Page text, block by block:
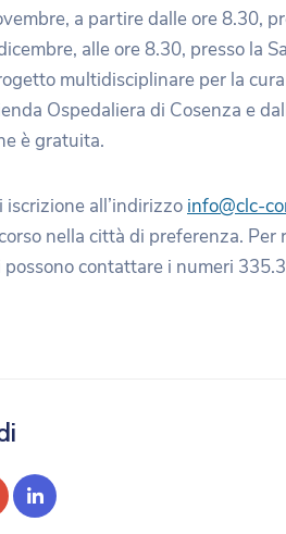
a partire dalle ore 8.30,
alle ore 8.30, presso la
multidisciplinare per la
Ospedaliera di Cosenza e
è gratuita.
all’indirizzo info@clc-
nella città di preferenza. Per
contattare i numeri